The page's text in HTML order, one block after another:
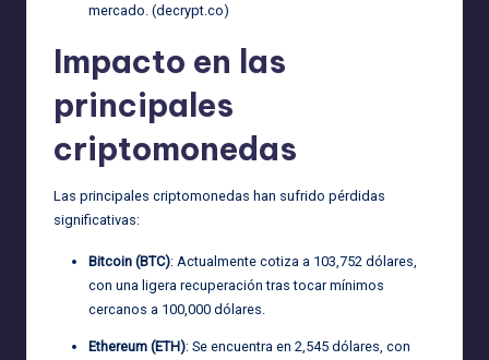
mercado. (decrypt.co)
Impacto en las
principales
criptomonedas
Las principales criptomonedas han sufrido pérdidas
significativas:
Bitcoin (BTC): Actualmente cotiza a 103,752 dólares,
con una ligera recuperación tras tocar mínimos
cercanos a 100,000 dólares.
Ethereum (ETH): Se encuentra en 2,545 dólares, con